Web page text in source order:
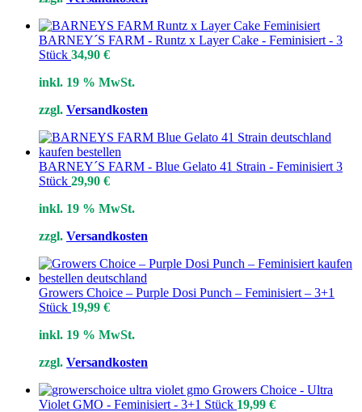
BARNEY´S FARM - Runtz x Layer Cake - Feminisiert - 3
Stück 34,90 €
inkl. 19 % MwSt.
zzgl. Versandkosten
BARNEY´S FARM - Blue Gelato 41 Strain - Feminisiert 3
Stück 29,90 €
inkl. 19 % MwSt.
zzgl. Versandkosten
Growers Choice – Purple Dosi Punch – Feminisiert – 3+1
Stück 19,99 €
inkl. 19 % MwSt.
zzgl. Versandkosten
Growers Choice - Ultra
Violet GMO - Feminisiert - 3+1 Stück 19,99 €